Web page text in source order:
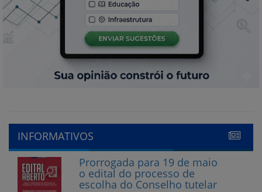
INFORMATIVOS
Prorrogada para 19 de maio
o edital do processo de
escolha do Conselho tutelar